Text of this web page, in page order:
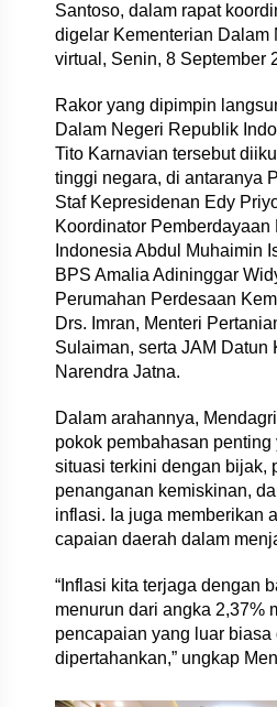
Santoso, dalam rapat
digelar Kementerian Dalam
virtual, Senin, 8 September
Rakor yang dipimpin
Dalam Negeri Republik
Tito Karnavian tersebut
tinggi negara, di antaranya
Staf Kepresidenan Edy
Koordinator Pemberdayaan
Indonesia Abdul Muhaimin
BPS Amalia Adininggar
Perumahan Perdesaan
Drs. Imran, Menteri
Sulaiman, serta JAM Datun
Narendra Jatna.
Dalam arahannya,
pokok pembahasan
situasi terkini dengan bijak,
penanganan kemiskinan,
inflasi. Ia juga memberikan
capaian daerah dalam
“Inflasi kita terjaga dengan
menurun dari angka 2,37%
pencapaian yang luar biasa
dipertahankan,” ungkap